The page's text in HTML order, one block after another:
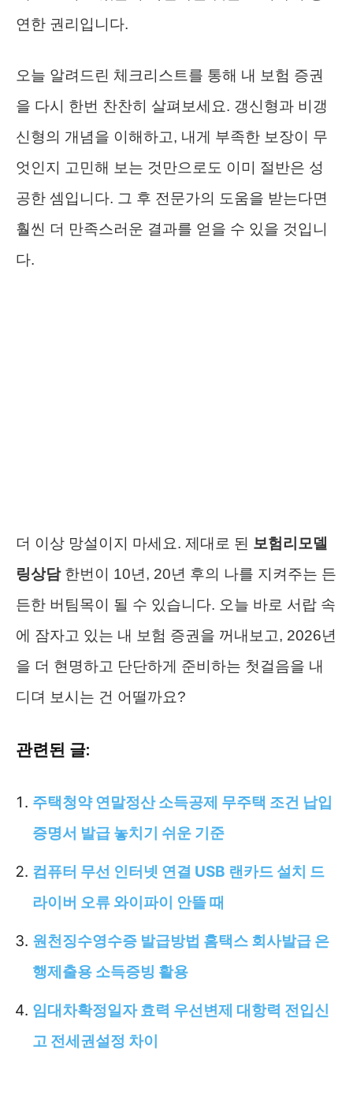
연한 권리입니다.
오늘 알려드린 체크리스트를 통해 내 보험 증권
을 다시 한번 찬찬히 살펴보세요. 갱신형과 비갱
신형의 개념을 이해하고, 내게 부족한 보장이 무
엇인지 고민해 보는 것만으로도 이미 절반은 성
공한 셈입니다. 그 후 전문가의 도움을 받는다면
훨씬 더 만족스러운 결과를 얻을 수 있을 것입니
다.
더 이상 망설이지 마세요. 제대로 된 보험리모델
링상담한번이 10년, 20년 후의 나를 지켜주는 든
든한 버팀목이 될 수 있습니다. 오늘 바로 서랍 속
에 잠자고 있는 내 보험 증권을 꺼내보고, 2026년
을 더 현명하고 단단하게 준비하는 첫걸음을 내
디뎌 보시는 건 어떨까요?
관련된 글:
주택청약 연말정산 소득공제 무주택 조건 납입
증명서 발급 놓치기 쉬운 기준
컴퓨터 무선 인터넷 연결 USB 랜카드 설치 드
라이버 오류 와이파이 안뜰 때
원천징수영수증 발급방법 홈택스 회사발급 은
행제출용 소득증빙 활용
임대차확정일자 효력 우선변제 대항력 전입신
고 전세권설정 차이